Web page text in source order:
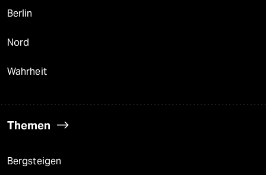
Berlin
Nord
Wahrheit
Themen
Bergsteigen